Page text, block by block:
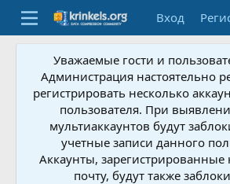
Вход
Уважаемые гости и
Администрация настоятельно
регистрировать несколько
пользователя. При
мультиаккаунтов будут
учетные записи данного
Аккаунты,
почту, будут также